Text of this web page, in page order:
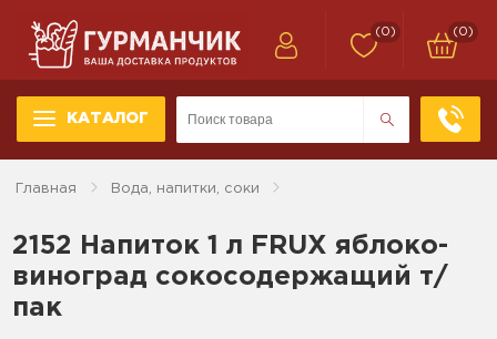
КАТАЛОГ
(0) (0)
Главная Вода, напитки, соки
2152 Напиток 1 л FRUX яблоко-
виноград сокосодержащий т/
пак